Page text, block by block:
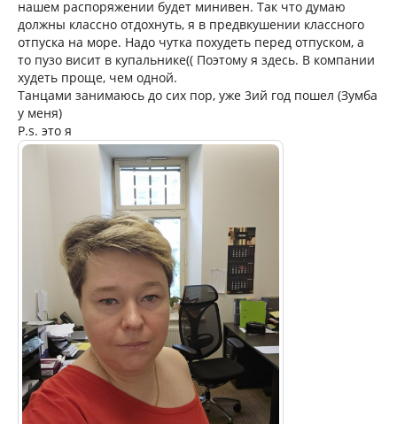
нашем распоряжении будет минивен. Так что думаю
должны классно отдохнуть, я в предвкушении классного
отпуска на море. Надо чутка похудеть перед отпуском, а
то пузо висит в купальнике(( Поэтому я здесь. В компании
худеть проще, чем одной.
Танцами занимаюсь до сих пор, уже 3ий год пошел (Зумба
у меня)
P.s. это я